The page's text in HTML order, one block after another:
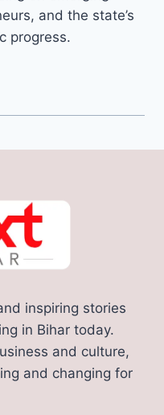
and the state’s
progress.
inspiring stories
in Bihar today.
and culture,
and changing for